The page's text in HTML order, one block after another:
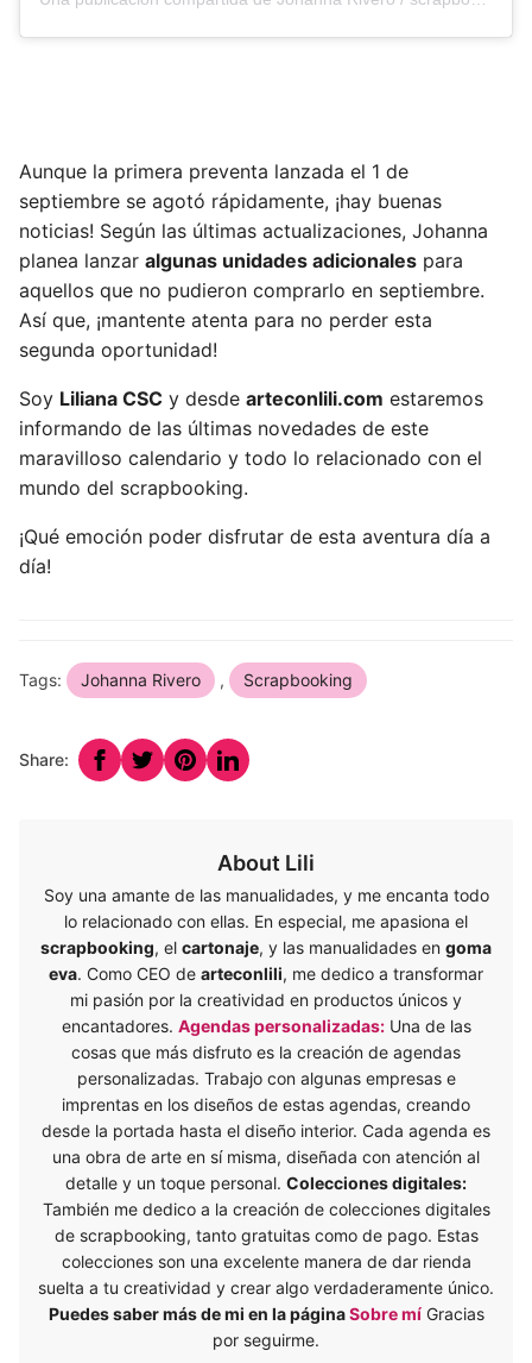
Aunque la primera preventa lanzada el 1 de
septiembre se agotó rápidamente, ¡hay buenas
noticias! Según las últimas actualizaciones, Johanna
planea lanzar algunas unidades adicionales para
aquellos que no pudieron comprarlo en septiembre.
Así que, ¡mantente atenta para no perder esta
segunda oportunidad!
Soy Liliana CSC y desde arteconlili.com estaremos
informando de las últimas novedades de este
maravilloso calendario y todo lo relacionado con el
mundo del scrapbooking.
¡Qué emoción poder disfrutar de esta aventura día a
día!
Tags: Johanna Rivero , Scrapbooking
Share:
About Lili
Soy una amante de las manualidades, y me encanta todo
lo relacionado con ellas. En especial, me apasiona el
scrapbooking, el cartonaje, y las manualidades en goma
eva. Como CEO de arteconlili, me dedico a transformar
mi pasión por la creatividad en productos únicos y
encantadores. Agendas personalizadas:Una de las
cosas que más disfruto es la creación de agendas
personalizadas. Trabajo con algunas empresas e
imprentas en los diseños de estas agendas, creando
desde la portada hasta el diseño interior. Cada agenda es
una obra de arte en sí misma, diseñada con atención al
detalle y un toque personal. Colecciones digitales:
También me dedico a la creación de colecciones digitales
de scrapbooking, tanto gratuitas como de pago. Estas
colecciones son una excelente manera de dar rienda
suelta a tu creatividad y crear algo verdaderamente único.
Puedes saber más de mi en la páginaSobre míGracias
por seguirme.